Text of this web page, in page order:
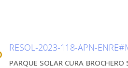
RESOL-2023-118-APN-
PARQUE SOLAR CURA